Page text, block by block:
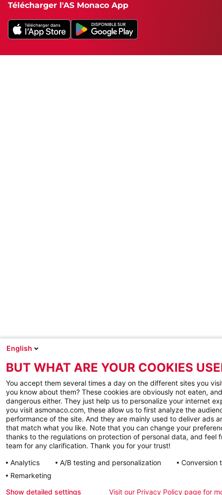
Télécharger l'AS Monaco App
English
BUT WHAT ARE YOUR COOKIES
You accept them several times a day on the different sites you
you know about them? These cookies are obviously not eaten,
dangerous either. They just help us to personalize your internet
you visit asmonaco.com, these allow us to first analyze the
performance of the site. And they are mainly used to deliver ads
that match what you like. Note that you can change your
thanks to the regulations on protection of personal data, and feel
team for any clarification. Thank you for your trust!
Analytics
A/B testing and personalization
Conversion
Remarketing
Show detailed settings
Visit our Privacy Policy page for